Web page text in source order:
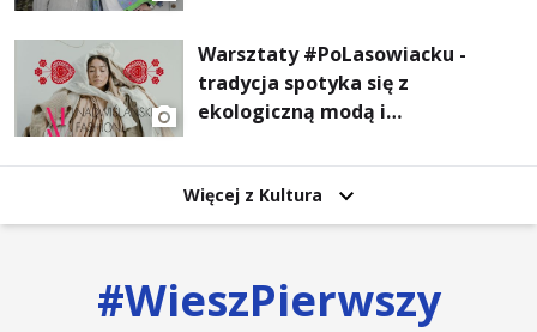
Warsztaty #PoLasowiacku -
tradycja spotyka się z
ekologiczną modą i
Więcej z Kultura
#WieszPierwszy